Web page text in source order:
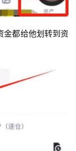
金都给他划转到资